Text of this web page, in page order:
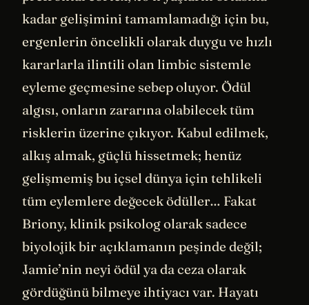
kadar gelişimini tamamlamadığı için bu,
ergenlerin öncelikli olarak duygu ve hızlı
kararlarla ilintili olan limbic sistemle
eyleme geçmesine sebep oluyor. Ödül
algısı, onların zararına olabilecek tüm
risklerin üzerine çıkıyor. Kabul edilmek,
alkış almak, güçlü hissetmek; henüz
gelişmemiş bu içsel dünya için tehlikeli
tüm eylemlere değecek ödüller… Fakat
Briony, klinik psikolog olarak sadece
biyolojik bir açıklamanın peşinde değil;
Jamie’nin neyi ödül ya da ceza olarak
gördüğünü bilmeye ihtiyacı var. Hayatı